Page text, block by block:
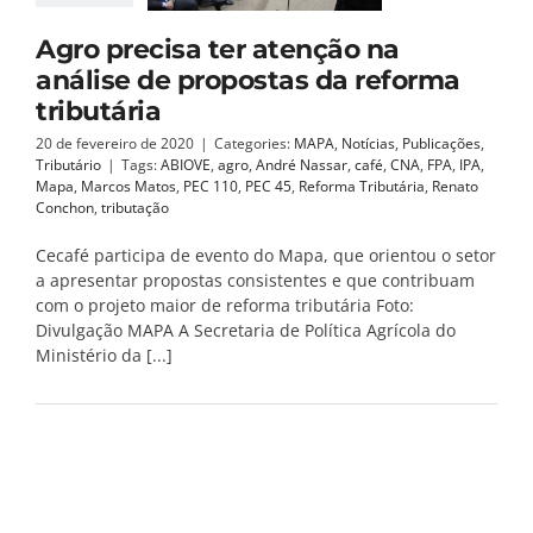
Agro precisa ter atenção na
análise de propostas da reforma
tributária
20 de fevereiro de 2020 | Categories: MAPA, Notícias, Publicações,
Tributário | Tags:ABIOVE, agro, André Nassar, café, CNA, FPA, IPA,
Mapa, Marcos Matos, PEC 110, PEC 45, Reforma Tributária, Renato
Conchon, tributação
Cecafé participa de evento do Mapa, que orientou o setor
a apresentar propostas consistentes e que contribuam
com o projeto maior de reforma tributária Foto:
Divulgação MAPA A Secretaria de Política Agrícola do
Ministério da [...]